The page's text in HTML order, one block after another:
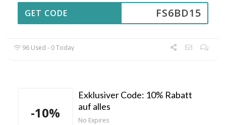
FS6BD15
GET CODE
96 Used - 0 Today
-10%
Exklusiver Code: 10% Rabatt
auf alles
No Expires